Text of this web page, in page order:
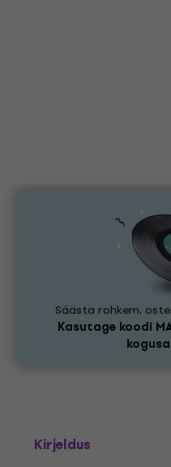
Säästa rohkem,
Kasutage koodi
Kirjeldus